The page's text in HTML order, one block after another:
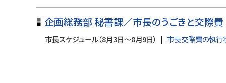
る
企画総務部 秘書課／市長のうごきと交際費
市長スケジュール（8月3日～8月9日） 市長交際費の執行